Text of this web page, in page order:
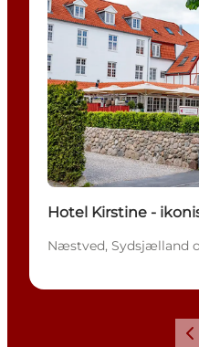
Hotel Kirstine -
Næstved, Sydsjælland